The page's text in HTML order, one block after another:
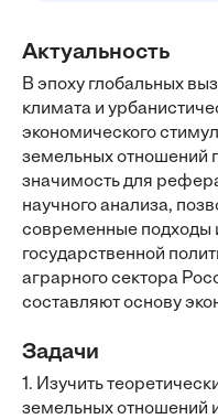
Актуальность
В эпоху глобальных
климата и
экономического
земельных отношений
значимость для
научного анализа,
современные подходы
государственной
аграрного сектора
составляют основу
Задачи
1. Изучить
земельных отношений